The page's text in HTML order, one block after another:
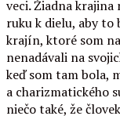
veci.Žiadna krajina
ruku k dielu, aby to
krajín, ktoré som
nenadávali na
keď som tam bola,
a charizmatického
niečo také, že